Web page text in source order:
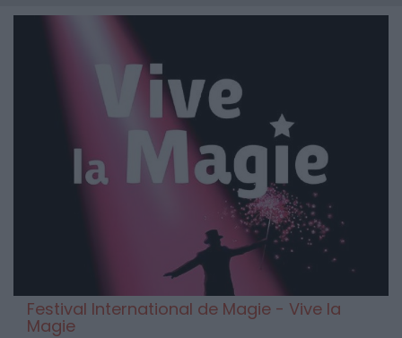
Festival International de Magie - Vive la
Magie